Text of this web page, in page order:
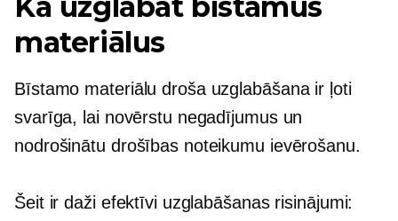
materiālus
Bīstamo materiālu droša uzglabāšana ir ļoti
svarīga, lai novērstu negadījumus un
nodrošinātu drošības noteikumu ievērošanu.
Šeit ir daži efektīvi uzglabāšanas risinājumi: